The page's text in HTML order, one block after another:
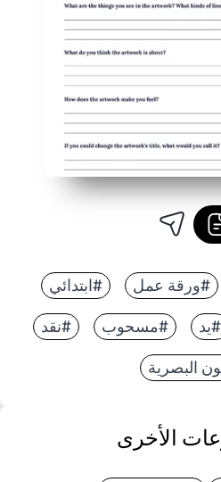
#ورقة عمل #ابتدائي
#يد #مسحوب #نقد
البصرية
الأخرى